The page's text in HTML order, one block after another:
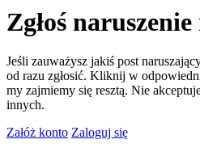
Zgłoś
Jeśli zauważysz jakiś post
od razu zgłosić. Kliknij w
my zajmiemy się resztą. Nie
innych.
Załóż konto Zaloguj się